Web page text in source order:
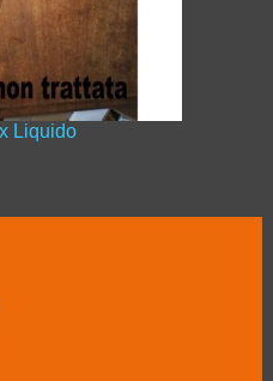
Liquido